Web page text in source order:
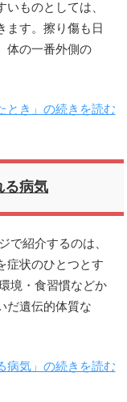
ものとしては、
ます。擦り傷も日
体の一番外側の
とき」の続きを読む
る病気
で紹介するのは、
症状のひとつとす
境・食習慣などか
だ遺伝的体質な
病気」の続きを読む